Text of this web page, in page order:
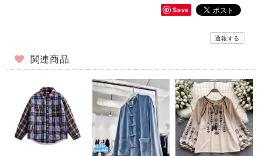
Save
通報する
関連商品